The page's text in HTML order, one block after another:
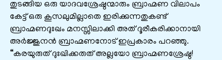
തുടങ്ങിയ ഒരു യാദവശ്രേഷ്ഠന്മാരും ബ്രാഹ്മണ വിലാപം
കേട്ട്‌ ഒരു കൂസലുമില്ലാതെ ഇരിക്കുന്നതുകണ്ട്‌
ബ്രാഹ്മണദുഃഖം മനസ്സിലാക്കി അത്‌ ദൂരീകരിക്കാനായി
അര്‍ജ്ജുനന്‍ ബ്രാഹ്മണനോട്‌ ഇപ്രകാരം പറഞ്ഞു.
“കരയുരുത്‌ ദുഃഖിക്കരുത്‌ അല്ലയോ ബ്രാഹ്മണശ്രേഷ്ഠ!